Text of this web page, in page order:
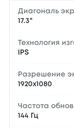
Диагональ
17.3"
Технология
IPS
Разрешение
1920x1080
Частота
144 Гц